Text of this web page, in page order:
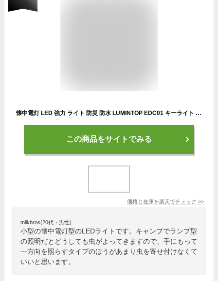
懐中電灯 LED 強力 ライト 防災 防水 LUMINTOP EDC01 キーライト 懐中電灯 最大120ルーメン 実用点灯36時間 3段切替 IPX8 防水 1.5M耐衝撃 単4電池対応【1年保障】
この商品をサイトでみる
価格と在庫を楽天でチェック >>
milkbros(20代・男性)
小型の懐中電灯型のLEDライトです。キャンプでランプ型
の照明だとどうしても虫がよってきますので、手にもって
一方向を照らすタイプのほうがあまり虫を寄せ付けなくて
いいと思います。